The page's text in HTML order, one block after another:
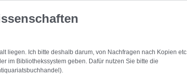
liegen. Ich bitte deshalb darum, von Nachfragen nach Kopien etc.
im Bibliothekssystem geben. Dafür nutzen Sie bitte die